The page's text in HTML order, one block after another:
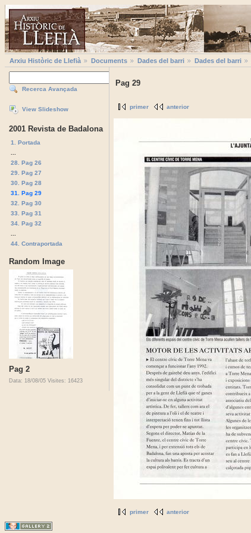
Arxiu Històric de Llefià Documents Dades del barri Dades del barri
Recerca Avançada
View Slideshow
2001 Revista de Badalona
1. Portada
28. Pag 26
29. Pag 27
30. Pag 28
31. Pag 29
32. Pag 30
33. Pag 31
34. Pag 32
44. Contraportada
Random Image
Pag 2
Data: 18/08/05 Visites: 16423
Pag 29
primer anterior
primer anterior